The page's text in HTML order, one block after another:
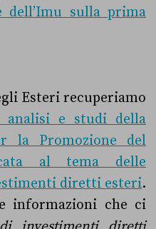
dell’Imu sulla prima
Esteri recuperiamo
analisi e studi della
la Promozione del
al tema delle
diretti esteri.
informazioni che ci